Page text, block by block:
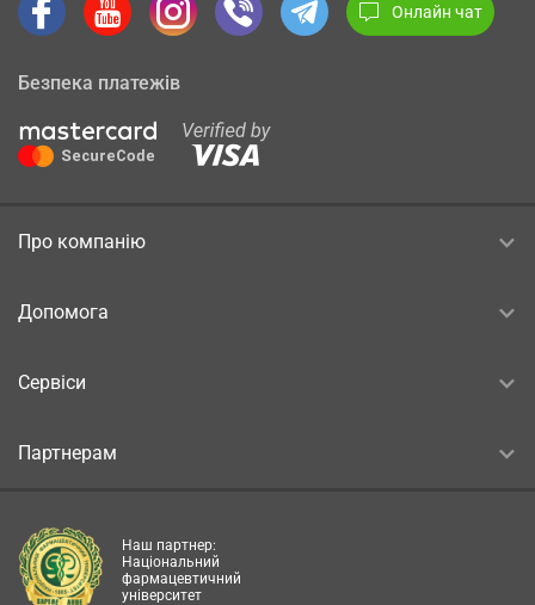
Онлайн чат
Безпека платежів
Про компанію
Допомога
Сервіси
Партнерам
Наш партнер:
Національний
фармацевтичний
університет